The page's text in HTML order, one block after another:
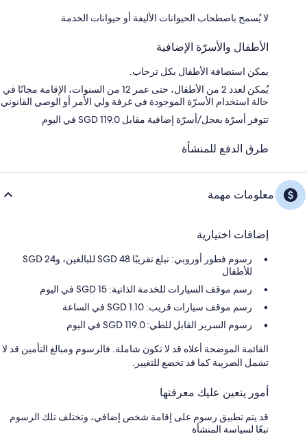
لا يُسمح باصطحاب الحيوانات الأليفة أو حيوانات الخدمة
الأطفال والأسرّة الإضافية
يمكن استضافة الأطفال بكل ترحاب.
يُمكن لعدد 2 من الأطفال، حتى عمر 12 من السنوات، الإقامة مجانًا في
حالة استخدام الأسرّة الموجودة في غرفة ولي الأمر أو الوصي القانوني
تتوفر أسرّة بعجل/أسرّة إضافية مقابل SGD 119.0 في اليوم
طرق الدفع للمنشأة
معلومات مهمة
إضافات اختيارية
رسوم فطور أوروبي: تبلغ تقريبًا SGD 48 للبالغين، وSGD 24
للأطفال
رسم موقف السيارات للخدمة الذاتية: 15 SGD في اليوم
رسم موقف سيارات قريب: 1.10 SGD في الساعة
رسوم السرير القابل للطي: 119.0 SGD في اليوم
القائمة الموضحة أعلاه قد لا تكون شاملة. فالرسوم ومبالغ التأمين قد لا
تشمل الضريبة كما قد تخضع للتغيير.
أمور يتعين عليك معرفتها
قد يتم تطبيق رسوم على إقامة شخص إضافي، وتختلف تلك الرسوم
تبعًا لسياسة المنشأة